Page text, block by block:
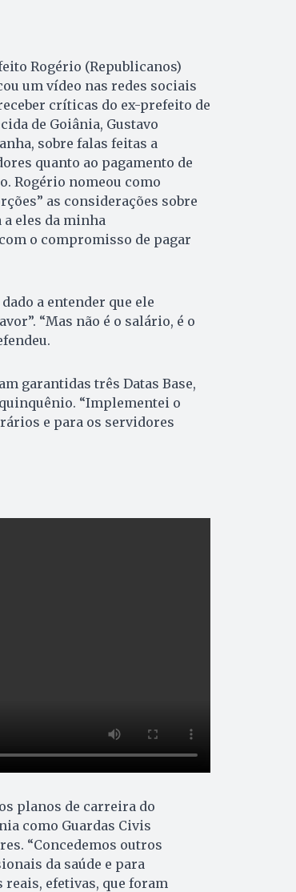
Rogério (Republicanos)
um vídeo nas redes sociais
críticas do ex-prefeito de
de Goiânia, Gustavo
sobre falas feitas a
quanto ao pagamento de
Rogério nomeou como
as considerações sobre
a eles da minha
o compromisso de pagar
a entender que ele
“Mas não é o salário, é o
garantidas três Datas Base,
“Implementei o
e para os servidores
planos de carreira do
como Guardas Civis
“Concedemos outros
da saúde e para
efetivas, que foram